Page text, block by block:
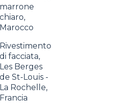
marrone
chiaro,
Marocco
Rivestimento
di facciata,
Les Berges
de St-Louis -
La Rochelle,
Francia